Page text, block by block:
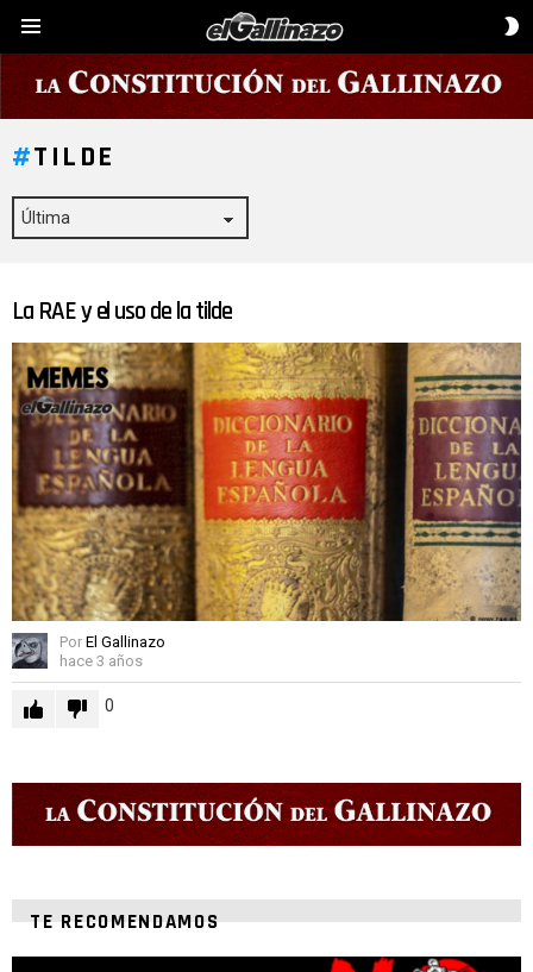
TILDE
ÚLTIMAS
HISTORIAS
La RAE y el uso de la tilde
Por El Gallinazo
hace 3 años
0
TE RECOMENDAMOS